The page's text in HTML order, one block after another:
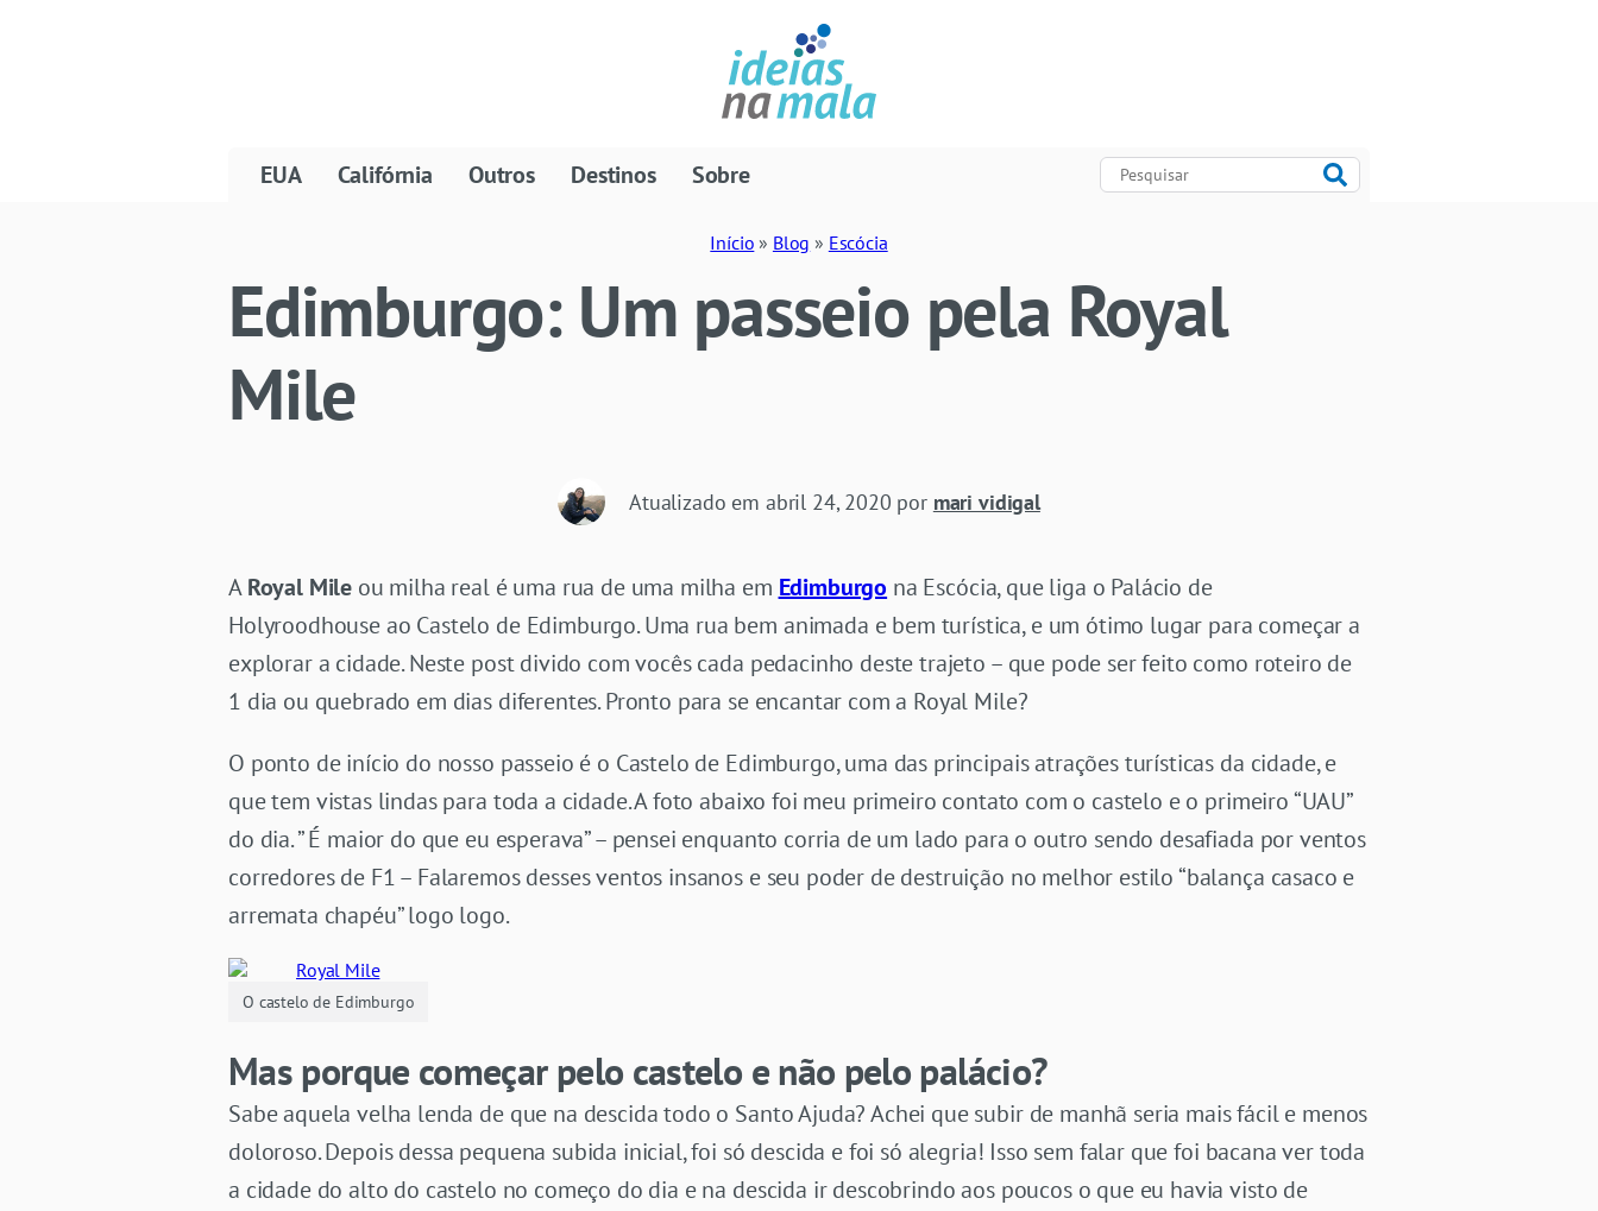
EUA Califórnia Outros Destinos Sobre
Início » Blog » Escócia
Edimburgo: Um passeio pela Royal
Mile
Atualizado em abril 24, 2020 por mari vidigal
ARoyal Mile ou milha real é uma rua de uma milha em Edimburgo na Escócia, que liga o Palácio de
Holyroodhouse ao Castelo de Edimburgo. Uma rua bem animada e bem turística, e um ótimo lugar para começar a
explorar a cidade. Neste post divido com vocês cada pedacinho deste trajeto – que pode ser feito como roteiro de
1 dia ou quebrado em dias diferentes. Pronto para se encantar com a Royal Mile?
O ponto de início do nosso passeio é o Castelo de Edimburgo, uma das principais atrações turísticas da cidade, e
que tem vistas lindas para toda a cidade. A foto abaixo foi meu primeiro contato com o castelo e o primeiro “UAU”
do dia. ” É maior do que eu esperava” – pensei enquanto corria de um lado para o outro sendo desafiada por ventos
corredores de F1 – Falaremos desses ventos insanos e seu poder de destruição no melhor estilo “balança casaco e
arremata chapéu” logo logo.
O castelo de Edimburgo
Mas porque começar pelo castelo e não pelo palácio?
Sabe aquela velha lenda de que na descida todo o Santo Ajuda? Achei que subir de manhã seria mais fácil e menos
doloroso. Depois dessa pequena subida inicial, foi só descida e foi só alegria! Isso sem falar que foi bacana ver toda
a cidade do alto do castelo no começo do dia e na descida ir descobrindo aos poucos o que eu havia visto de